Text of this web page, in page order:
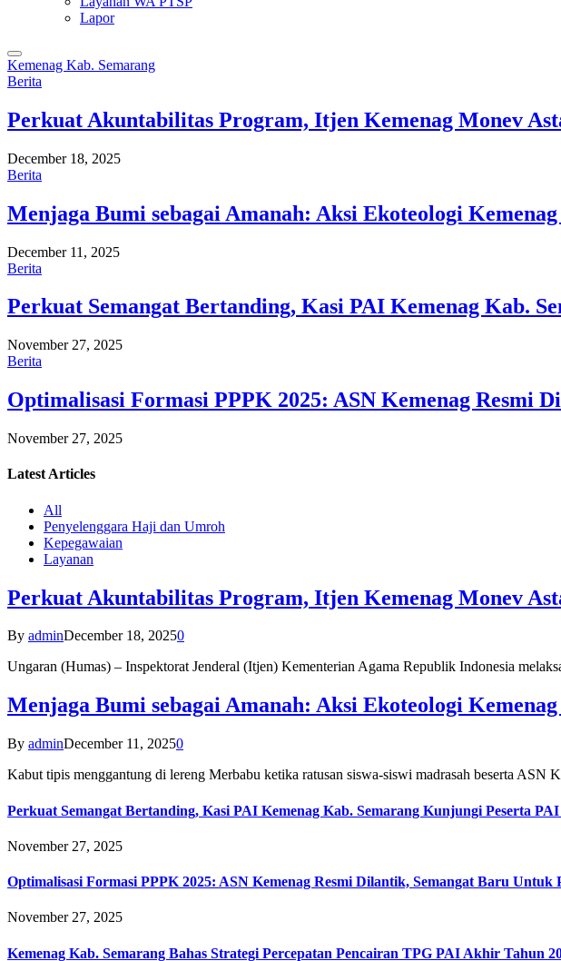
Lapor
Kemenag Kab. Semarang
Berita
Perkuat Akuntabilitas Program, Itjen Kemenag Monev
December 18, 2025
Berita
Menjaga Bumi sebagai Amanah: Aksi Ekoteologi
December 11, 2025
Berita
Perkuat Semangat Bertanding, Kasi PAI Kemenag Kab.
November 27, 2025
Berita
Optimalisasi Formasi PPPK 2025: ASN Kemenag Resmi
November 27, 2025
Latest Articles
All
Penyelenggara Haji dan Umroh
Kepegawaian
Layanan
Perkuat Akuntabilitas Program, Itjen Kemenag Monev
By adminDecember 18, 20250
Ungaran (Humas) – Inspektorat Jenderal (Itjen) Kementerian Agama Republik Indonesia
Menjaga Bumi sebagai Amanah: Aksi Ekoteologi
By adminDecember 11, 20250
Kabut tipis menggantung di lereng Merbabu ketika ratusan siswa-siswi madrasah beserta ASN
Perkuat Semangat Bertanding, Kasi PAI Kemenag Kab. Semarang Kunjungi Peserta
November 27, 2025
Optimalisasi Formasi PPPK 2025: ASN Kemenag Resmi Dilantik, Semangat Baru Untuk
November 27, 2025
Kemenag Kab. Semarang Bahas Strategi Percepatan Pencairan TPG PAI Akhir Tahun